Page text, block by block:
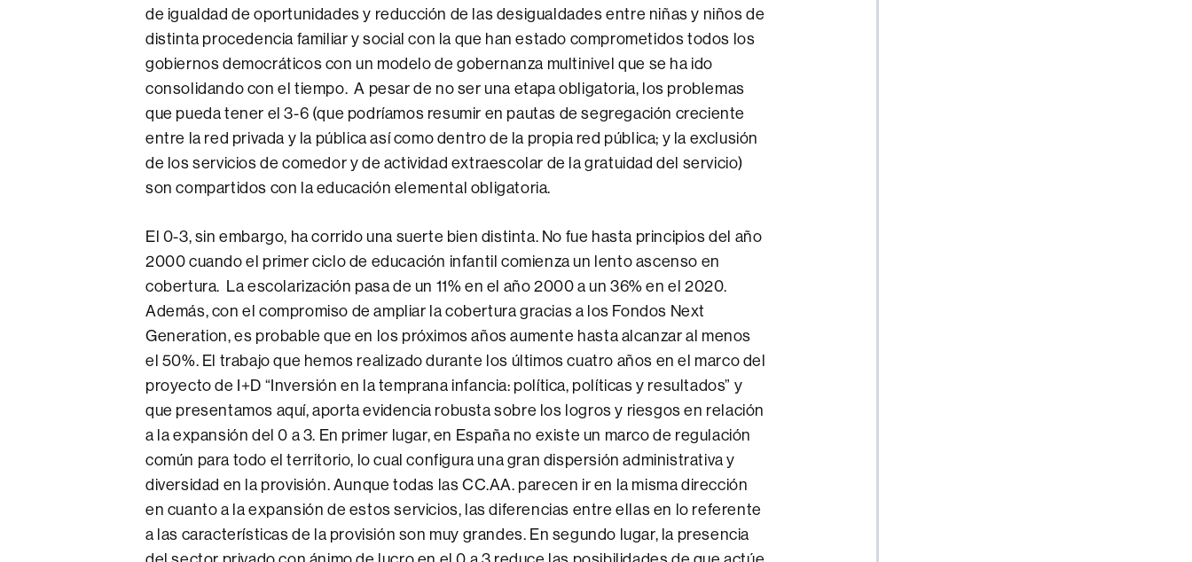
de igualdad de oportunidades y reducción de las desigualdades entre niñas y niños de
distinta procedencia familiar y social con la que han estado comprometidos todos los
gobiernos democráticos con un modelo de gobernanza multinivel que se ha ido
consolidando con el tiempo. A pesar de no ser una etapa obligatoria, los problemas
que pueda tener el 3-6 (que podríamos resumir en pautas de segregación creciente
entre la red privada y la pública así como dentro de la propia red pública; y la exclusión
de los servicios de comedor y de actividad extraescolar de la gratuidad del servicio)
son compartidos con la educación elemental obligatoria.
El 0-3, sin embargo, ha corrido una suerte bien distinta. No fue hasta principios del año
2000 cuando el primer ciclo de educación infantil comienza un lento ascenso en
cobertura. La escolarización pasa de un 11% en el año 2000 a un 36% en el 2020.
Además, con el compromiso de ampliar la cobertura gracias a los Fondos Next
Generation, es probable que en los próximos años aumente hasta alcanzar al menos
el 50%. El trabajo que hemos realizado durante los últimos cuatro años en el marco del
proyecto de I+D “Inversión en la temprana infancia: política, políticas y resultados” y
que presentamos aquí, aporta evidencia robusta sobre los logros y riesgos en relación
a la expansión del 0 a 3. En primer lugar, en España no existe un marco de regulación
común para todo el territorio, lo cual configura una gran dispersión administrativa y
diversidad en la provisión. Aunque todas las CC.AA. parecen ir en la misma dirección
en cuanto a la expansión de estos servicios, las diferencias entre ellas en lo referente
a las características de la provisión son muy grandes. En segundo lugar, la presencia